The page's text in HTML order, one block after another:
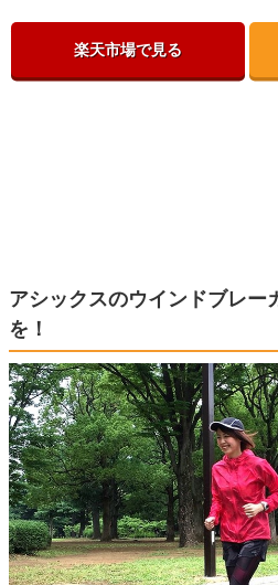
楽天市場で見る
アシックスのウインドブレー
を！